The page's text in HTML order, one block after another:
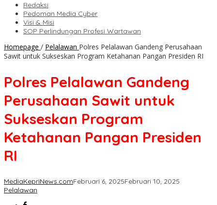
Redaksi
Pedoman Media Cyber
Visi & Misi
SOP Perlindungan Profesi Wartawan
Homepage / Pelalawan Polres Pelalawan Gandeng Perusahaan
Sawit untuk Sukseskan Program Ketahanan Pangan Presiden RI
Polres Pelalawan Gandeng
Perusahaan Sawit untuk
Sukseskan Program
Ketahanan Pangan Presiden
RI
MediaKepriNews.comFebruari 6, 2025Februari 10, 2025
Pelalawan